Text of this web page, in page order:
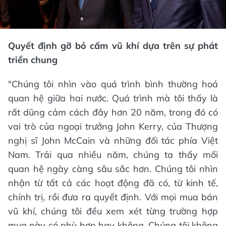
Quyết định gỡ bỏ cấm vũ khí dựa trên sự phát
triển chung
"Chúng tôi nhìn vào quá trình bình thường hoá
quan hệ giữa hai nước. Quá trình mà tôi thấy là
rất dũng cảm cách đây hơn 20 năm, trong đó có
vai trò của ngoại trưởng John Kerry, của Thượng
nghị sĩ John McCain và những đối tác phía Việt
Nam. Trải qua nhiều năm, chúng ta thấy mối
quan hệ ngày càng sâu sắc hơn. Chúng tôi nhìn
nhận từ tất cả các hoạt động đã có, từ kinh tế,
chính trị, rồi đưa ra quyết định. Với mọi mua bán
vũ khí, chúng tôi đều xem xét từng trường hợp